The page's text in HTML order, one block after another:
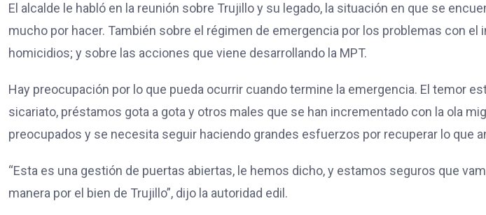
El alcalde le habló en la reunión sobre Trujillo y su legado, la situación en que se
mucho por hacer. También sobre el régimen de emergencia por los problemas con el
homicidios; y sobre las acciones que viene desarrollando la MPT.
Hay preocupación por lo que pueda ocurrir cuando termine la emergencia. El temor
sicariato, préstamos gota a gota y otros males que se han incrementado con la ola
preocupados y se necesita seguir haciendo grandes esfuerzos por recuperar lo que
“Esta es una gestión de puertas abiertas, le hemos dicho, y estamos seguros que
manera por el bien de Trujillo”, dijo la autoridad edil.